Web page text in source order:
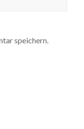
speichern.